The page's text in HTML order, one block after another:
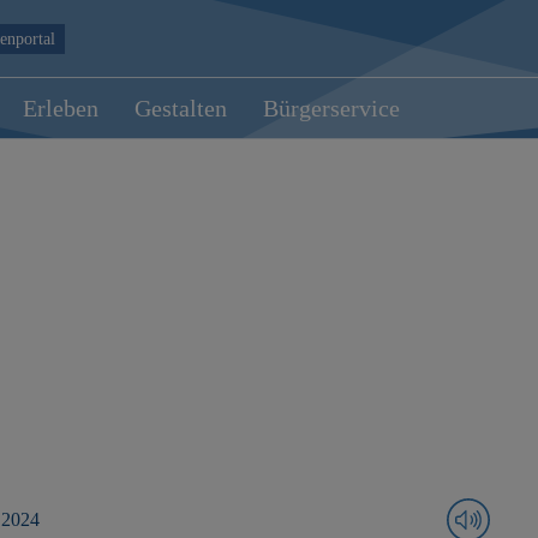
Erleben Gestalten Bürgerservice